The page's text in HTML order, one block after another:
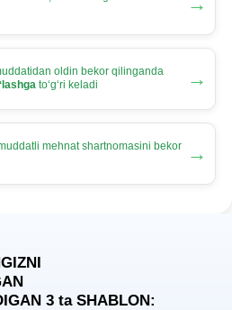
oldin bekor qilinganda
toʻgʻri keladi →
mehnat shartnomasini bekor
→
3 taSHABLON: